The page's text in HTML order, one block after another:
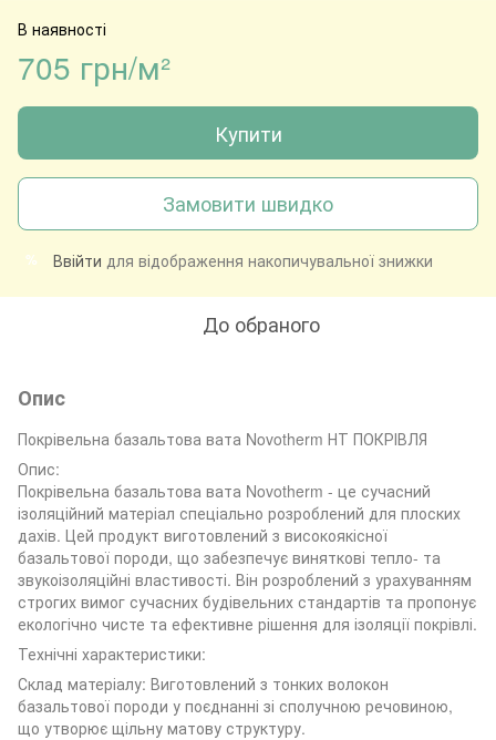
В наявності
705 грн/м²
Купити
Замовити швидко
% Ввійти для відображення накопичувальної знижки
До обраного
Опис
Покрівельна базальтова вата Novotherm НТ ПОКРІВЛЯ
Опис:
Покрівельна базальтова вата Novotherm - це сучасний
ізоляційний матеріал спеціально розроблений для плоских
дахів. Цей продукт виготовлений з високоякісної
базальтової породи, що забезпечує виняткові тепло- та
звукоізоляційні властивості. Він розроблений з урахуванням
строгих вимог сучасних будівельних стандартів та пропонує
екологічно чисте та ефективне рішення для ізоляції покрівлі.
Технічні характеристики:
Склад матеріалу: Виготовлений з тонких волокон
базальтової породи у поєднанні зі сполучною речовиною,
що утворює щільну матову структуру.